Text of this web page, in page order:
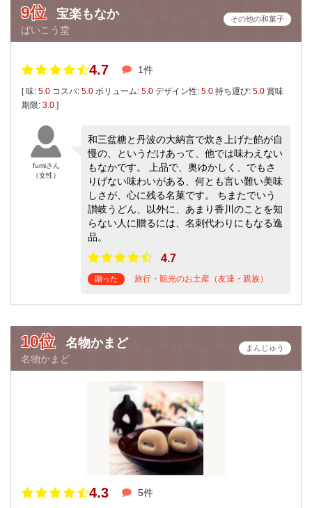
9位 宝楽もなか
ばいこう堂
その他の和菓子
4.7 1件
[ 味: 5.0 コスパ: 5.0 ボリューム: 5.0 デザイン性: 5.0 持ち運び: 5.0 賞味
期限: 3.0 ]
fumiさん
（女性）
和三盆糖と丹波の大納言で炊き上げた餡が自
慢の、というだけあって、他では味わえない
もなかです。 上品で、奥ゆかしく、でもさ
りげない味わいがある、何とも言い難い美味
しさが、心に残る名菓です。 ちまたでいう
讃岐うどん、以外に、あまり香川のことを知
らない人に贈るには、名刺代わりにもなる逸
品。
4.7
贈った 旅行・観光のお土産（友達・親族）
10位 名物かまど
名物かまど
まんじゅう
4.3 5件